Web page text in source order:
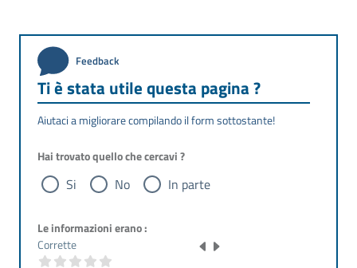
Feedback
Ti è stata utile questa pagina ?
Aiutaci a migliorare compilando il form sottostante!
Hai trovato quello che cercavi ?
Si No In parte
Le informazioni erano :
Corrette